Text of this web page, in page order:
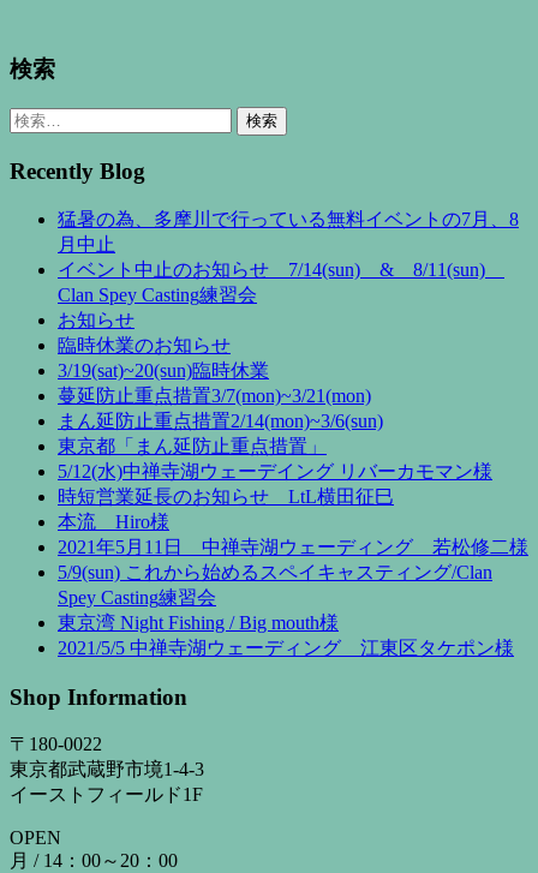
検索
検
Recently Blog
猛暑の為、多摩川で行っている無料イベントの7月、8
月中止
イベント中止のお知らせ 7/14(sun) & 8/11(sun)
Clan Spey Casting練習会
お知らせ
臨時休業のお知らせ
3/19(sat)~20(sun)臨時休業
蔓延防止重点措置3/7(mon)~3/21(mon)
まん延防止重点措置2/14(mon)~3/6(sun)
東京都「まん延防止重点措置」
5/12(水)中禅寺湖ウェーデイング リバーカモマン様
時短営業延長のお知らせ LtL横田征巳
本流 Hiro様
2021年5月11日 中禅寺湖ウェーディング 若松修二様
5/9(sun) これから始めるスペイキャスティング/Clan
Spey Casting練習会
東京湾 Night Fishing / Big mouth様
2021/5/5 中禅寺湖ウェーディング 江東区タケポン様
Shop Information
〒180-0022
東京都武蔵野市境1-4-3
イーストフィールド1F
OPEN
月 / 14：00～20：00